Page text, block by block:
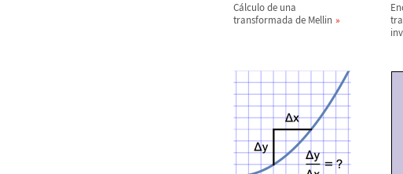
Cálculo de una
transformada de Mellin